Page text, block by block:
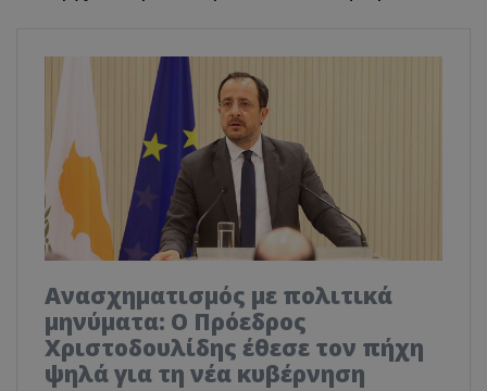
Ανασχηματισμός με πολιτικά
μηνύματα: Ο Πρόεδρος
Χριστοδουλίδης έθεσε τον πήχη
ψηλά για τη νέα κυβέρνηση